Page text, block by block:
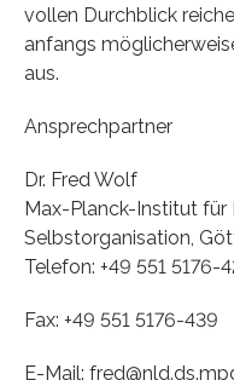
vollen Durchblick
anfangs
aus.
Ansprechpartner
Dr. Fred Wolf
Max-Planck-Institut für
Selbstorganisation,
Telefon: +49 551 5176-
Fax: +49 551 5176-439
E-Mail: